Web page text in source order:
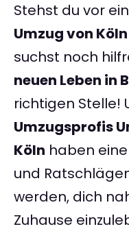
Stehst du vor
Umzug von
suchst noch
neuen Leben in
richtigen Stelle!
Umzugsprofis
Köln haben
und
werden, dich
Zuhause